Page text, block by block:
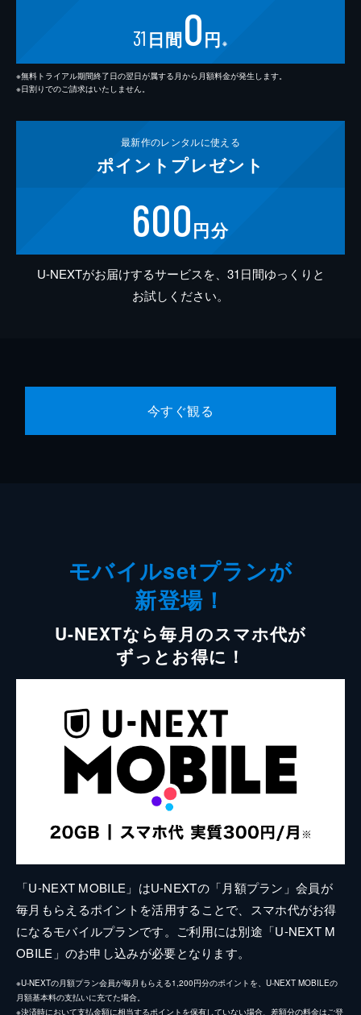
31 日間0円 ※
※無料トライアル期間終了日の翌日が属する月から月額料金が発生します。
※日割りでのご請求はいたしません。
最新作のレンタルに使える
ポイント プレゼント
600円分
U-NEXTがお届けするサービスを、31日間ゆっくりと
お試しください。
今すぐ観る
モバイルsetプランが
新登場！
U-NEXTなら毎月のスマホ代が
ずっとお得に！
「U-NEXT MOBILE」はU-NEXTの「月額プラン」会員が
毎月もらえるポイントを活用することで、スマホ代がお得
になるモバイルプランです。ご利用には別途「U-NEXT M
OBILE」のお申し込みが必要となります。
※U-NEXTの月額プラン会員が毎月もらえる1,200円分のポイントを、U-NEXT MOBILEの
月額基本料の支払いに充てた場合。
※決済時において支払金額に相当するポイントを保有していない場合、差額分の料金はご登